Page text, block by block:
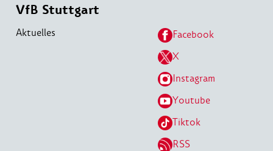
VfB Stuttgart
Aktuelles
Facebook
X
Instagram
Youtube
Tiktok
RSS